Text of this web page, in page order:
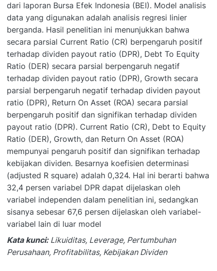
dari laporan Bursa Efek Indonesia (BEI). Model analisis
data yang digunakan adalah analisis regresi linier
berganda. Hasil penelitian ini menunjukkan bahwa
secara parsial Current Ratio (CR) berpengaruh positif
terhadap dividen payout ratio (DPR), Debt To Equity
Ratio (DER) secara parsial berpengaruh negatif
terhadap dividen payout ratio (DPR), Growth secara
parsial berpengaruh negatif terhadap dividen payout
ratio (DPR), Return On Asset (ROA) secara parsial
berpengaruh positif dan signifikan terhadap dividen
payout ratio (DPR). Current Ratio (CR), Debt to Equity
Ratio (DER), Growth, dan Return On Asset (ROA)
mempunyai pengaruh positif dan signifikan terhadap
kebijakan dividen. Besarnya koefisien determinasi
(adjusted R square) adalah 0,324. Hal ini berarti bahwa
32,4 persen variabel DPR dapat dijelaskan oleh
variabel independen dalam penelitian ini, sedangkan
sisanya sebesar 67,6 persen dijelaskan oleh variabel-
variabel lain di luar model
Kata kunci:Likuiditas, Leverage, Pertumbuhan
Perusahaan, Profitabilitas, Kebijakan Dividen